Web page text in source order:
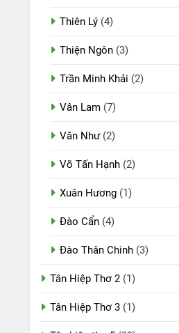
Thiên Lý (4)
Thiện Ngôn (3)
Trần Minh Khải (2)
Vân Lam (7)
Văn Như(2)
Võ Tấn Hạnh (2)
Xuân Hương (1)
Đào Cẩn (4)
Đào Thân Chinh (3)
Tân Hiệp Thơ 2 (1)
Tân Hiệp Thơ 3 (1)